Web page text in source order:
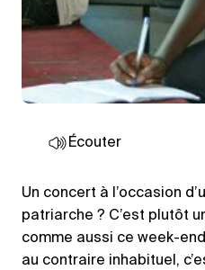
Écouter
Un concert à l’occasion
patriarche ? C’est plutôt
comme aussi ce week-
au contraire inhabituel,